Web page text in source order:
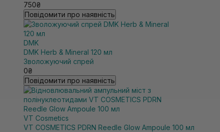
750₴
Повідомити про наявність
DMK
DMK Herb & Mineral 120 мл
Зволожуючий спрей
0₴
Повідомити про наявність
VT Cosmetics
VT COSMETICS PDRN Reedle Glow Ampoule 100 мл